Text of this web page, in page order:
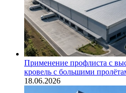
Применение профлиста с
кровель с большими
18.06.2026